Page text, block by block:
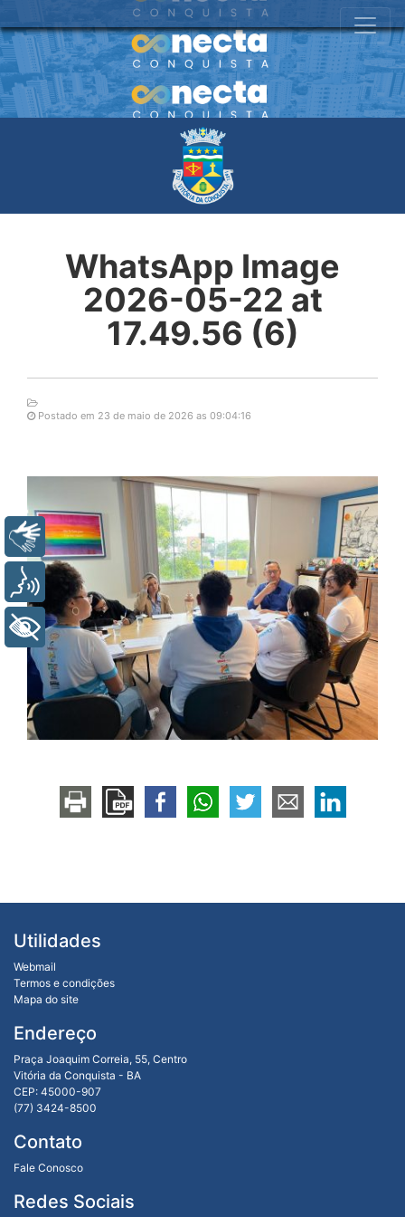
WhatsApp Image
2026-05-22 at
17.49.56 (6)
Postado em 23 de maio de 2026 as 09:04:16
Utilidades
Webmail
Termos e condições
Mapa do site
Endereço
Praça Joaquim Correia, 55, Centro
Vitória da Conquista - BA
CEP: 45000-907
(77) 3424-8500
Contato
Fale Conosco
Redes Sociais
Libras
Voz
+ Acessibilidade